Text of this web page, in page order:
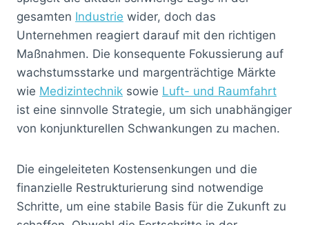
gesamten Industrie wider, doch das
Unternehmen reagiert darauf mit den richtigen
Maßnahmen. Die konsequente Fokussierung auf
wachstumsstarke und margenträchtige Märkte
wie Medizintechnik sowie Luft- und Raumfahrt
ist eine sinnvolle Strategie, um sich unabhängiger
von konjunkturellen Schwankungen zu machen.
Die eingeleiteten Kostensenkungen und die
finanzielle Restrukturierung sind notwendige
Schritte, um eine stabile Basis für die Zukunft zu